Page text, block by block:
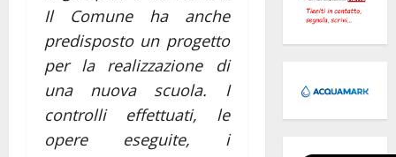
Il Comune ha anche
predisposto un progetto
per la realizzazione di
una nuova scuola. I
controlli effettuati, le
opere eseguite, i